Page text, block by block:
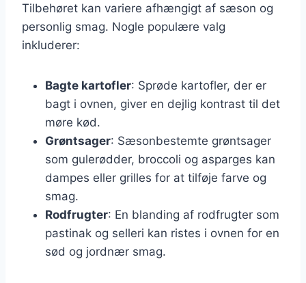
Tilbehøret kan variere afhængigt af sæson og
personlig smag. Nogle populære valg
inkluderer:
Bagte kartofler: Sprøde kartofler, der er
bagt i ovnen, giver en dejlig kontrast til det
møre kød.
Grøntsager: Sæsonbestemte grøntsager
som gulerødder, broccoli og asparges kan
dampes eller grilles for at tilføje farve og
smag.
Rodfrugter: En blanding af rodfrugter som
pastinak og selleri kan ristes i ovnen for en
sød og jordnær smag.